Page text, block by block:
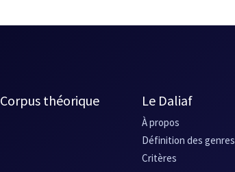
Corpus théorique Le Daliaf
À propos
Définition des genres
Critères